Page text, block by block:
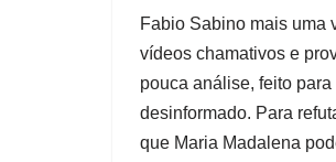
Fabio Sabino mais uma
vídeos chamativos e
pouca análise, feito
desinformado. Para
que Maria Madalena